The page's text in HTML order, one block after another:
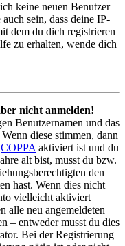
keine neuen Benutzer
sein, dass deine IP-
dem du dich registrieren
zu erhalten, wende dich
nicht anmelden!
Benutzernamen und das
diese stimmen, dann
COPPA aktiviert ist und du
alt bist, musst du bzw.
den
hast. Wenn dies nicht
vielleicht aktiviert
alle neu angemeldeten
– entweder musst du dies
Bei der Registrierung